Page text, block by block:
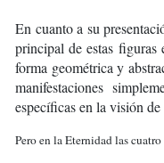
En cuanto a su
principal de estas
forma geométrica y
manifestaciones
específicas en la visión
Pero en la Eternidad las